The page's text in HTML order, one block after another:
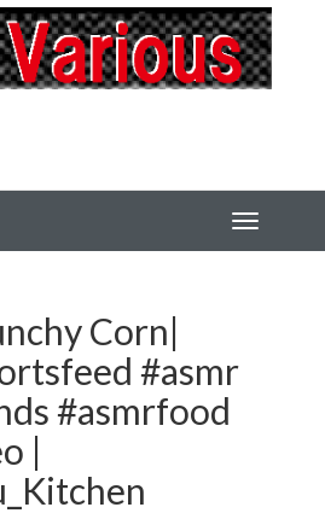
Corn|
#asmr
#asmrfood
|